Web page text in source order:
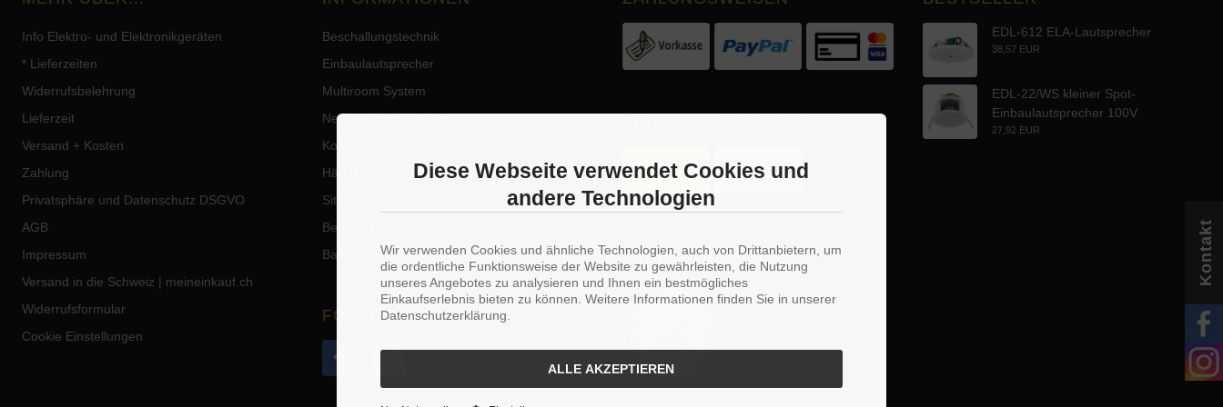
Info Elektro- und Elektronikgeräten
* Lieferzeiten
Widerrufsbelehrung
Lieferzeit
Versand + Kosten
Zahlung
Privatsphäre und Datenschutz DSGVO
AGB
Impressum
Versand in die Schweiz | meineinkauf.ch
Widerrufsformular
Cookie Einstellungen
Beschallungstechnik
Einbaulautsprecher
Multiroom System
Netzwerklautsprecher
Kontakt
Händler
Sitemap
Behörden/Firmen
Batterieentsorgung
FOLGE UNS
Kontakt
WIDERRUFSBUTTON
EDL-612 ELA-Lautsprecher
38,57 EUR
EDL-22/WS kleiner Spot-
Einbaulautsprecher 100V
27,92 EUR
Diese Webseite verwendet Cookies und
andere Technologien
Wir verwenden Cookies und ähnliche Technologien, auch von Drittanbietern, um
die ordentliche Funktionsweise der Website zu gewährleisten, die Nutzung
unseres Angebotes zu analysieren und Ihnen ein bestmögliches
Einkaufserlebnis bieten zu können. Weitere Informationen finden Sie in unserer
Datenschutzerklärung.
ALLE AKZEPTIEREN